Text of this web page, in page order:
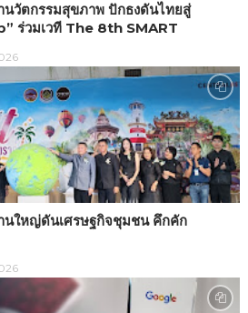
นวัตกรรมสุขภาพ ปักธงดันไทยสู่
ร่วมเวที The 8th SMART
นใหญ่ดันเศรษฐกิจชุมชน คึกคัก